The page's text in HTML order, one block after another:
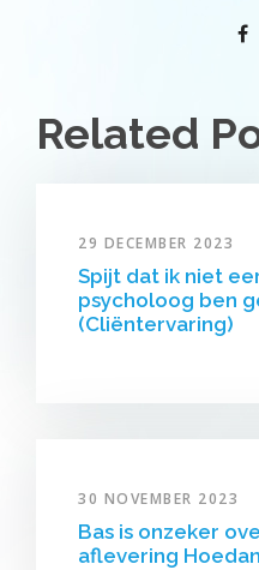
Related
29 DECEMBER 2023
Spijt dat ik niet
psycholoog ben
(Cliëntervaring)
30 NOVEMBER 2023
Bas is onzeker
aflevering Hoedan